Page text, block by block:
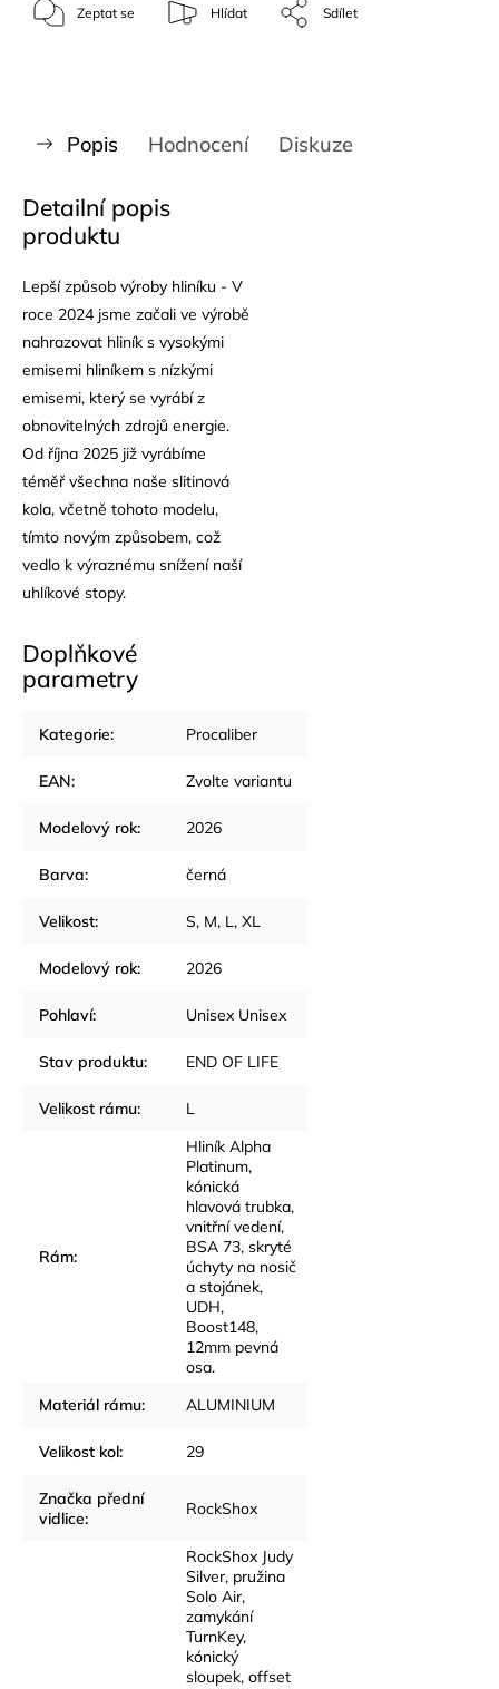
Zeptat se Hlídat Sdílet
Popis Hodnocení Diskuze
Detailní popis
produktu
Lepší způsob výroby hliníku - V
roce 2024 jsme začali ve výrobě
nahrazovat hliník s vysokými
emisemi hliníkem s nízkými
emisemi, který se vyrábí z
obnovitelných zdrojů energie.
Od října 2025 již vyrábíme
téměř všechna naše slitinová
kola, včetně tohoto modelu,
tímto novým způsobem, což
vedlo k výraznému snížení naší
uhlíkové stopy.
Doplňkové
parametry
Kategorie: Procaliber
EAN: Zvolte variantu
Modelový rok: 2026
Barva: černá
Velikost: S, M, L , XL
Modelový rok: 2026
Pohlaví: Unisex Unisex
Stav produktu: END OF LIFE
Velikost rámu: L
Rám:
Hliník Alpha
Platinum,
kónická
hlavová trubka,
vnitřní vedení,
BSA 73, skryté
úchyty na nosič
a stojánek,
UDH,
Boost148,
12mm pevná
osa.
Materiál rámu: ALUMINIUM
Velikost kol: 29
Značka přední
vidlice: RockShox
RockShox Judy
Silver, pružina
Solo Air,
zamykání
TurnKey,
kónický
sloupek, offset